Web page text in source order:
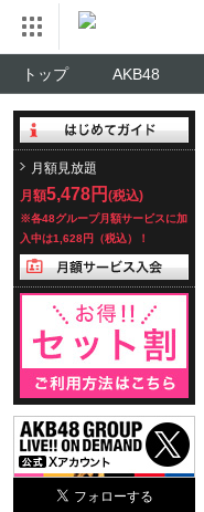
トップ AKB48
月額見放題
月額5,478円 (税込)
※各48グループ月額サービスに加
入中は1,628円（税込）！